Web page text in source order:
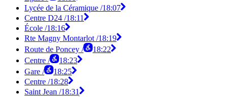
Lycée de la Céramique /18:07
Centre D24 /18:11
École /18:16
Rte Magny Montarlot /18:19
Route de Poncey /
18:22
Centre /
18:23
Gare /
18:25
Centre /18:28
Saint Jean /18:31